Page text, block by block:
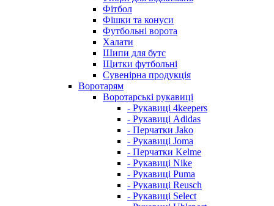
Фітбол
Фішки та конуси
Футбольні ворота
Халати
Шипи для бутс
Щитки футбольні
Сувенірна продукція
Воротарям
Воротарські рукавиці
- Рукавиці 4keepers
- Рукавиці Adidas
- Перчатки Jako
- Рукавиці Joma
- Перчатки Kelme
- Рукавиці Nike
- Рукавиці Puma
- Рукавиці Reusch
- Рукавиці Select